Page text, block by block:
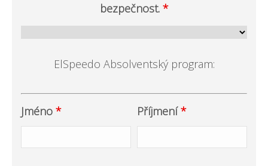
bezpečnost. *
ElSpeedo Absolventský program:
Jméno * Příjmení*